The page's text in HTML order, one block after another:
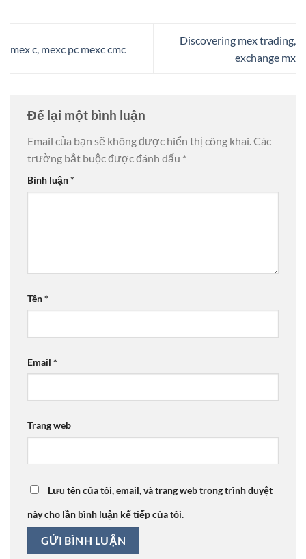
mex c, mexc pc mexc cmc
Discovering mex trading,
exchange mx
Để lại một bình luận
Email của bạn sẽ không được hiển thị công khai.Các
trường bắt buộc được đánh dấu *
Bình luận*
Tên*
Email *
Trang web
Lưu tên của tôi, email, và trang web trong trình duyệt
này cho lần bình luận kế tiếp của tôi.